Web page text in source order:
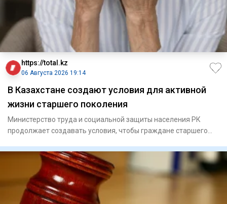
https://total.kz
06 Августа 2026 19:14
В Казахстане создают условия для активной
жизни старшего поколения
Министерство труда и социальной защиты населения РК
продолжает создавать условия, чтобы граждане старшего